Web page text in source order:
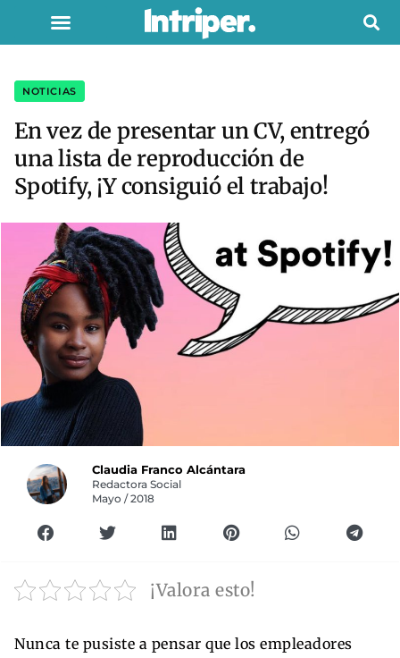
NOTICIAS
En vez de presentar un CV, entregó
una lista de reproducción de
Spotify, ¡Y consiguió el trabajo!
Claudia Franco Alcántara
Redactora Social
Mayo / 2018
¡Valora esto!
Nunca te pusiste a pensar que los empleadores